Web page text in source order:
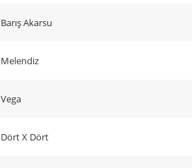
Barış Akarsu
Melendiz
Vega
Dört X Dört